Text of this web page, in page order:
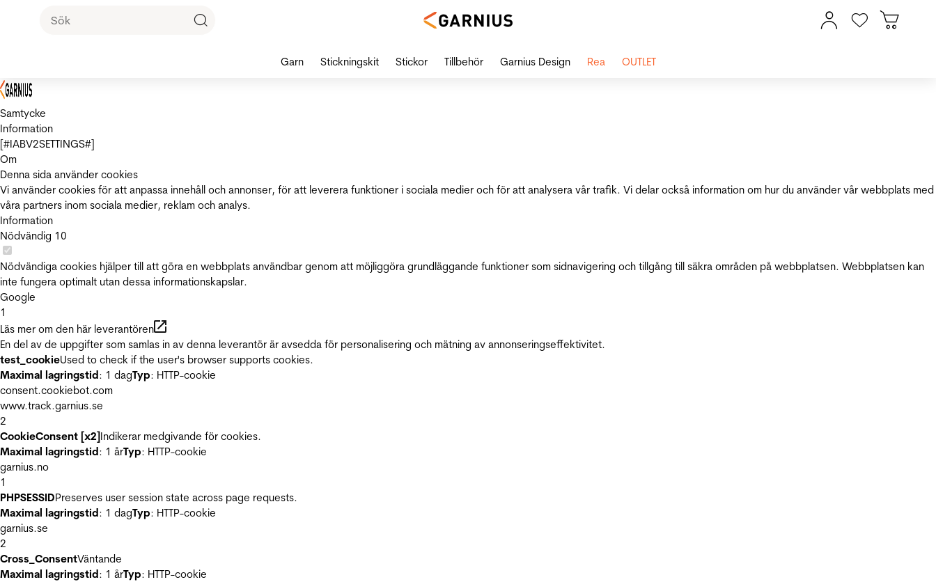
Samtycke
Information
[#IABV2SETTINGS#]
Om
Denna sida använder cookies
Vi använder cookies för att anpassa innehåll och annonser, för att leverera funktioner i sociala medier och för att analysera vår trafik. Vi delar också information om hur du använder vår webbplats med
våra partners inom sociala medier, reklam och analys.
Information
Nödvändig 10
Nödvändiga cookies hjälper till att göra en webbplats användbar genom att möjliggöra grundläggande funktioner som sidnavigering och tillgång till säkra områden på webbplatsen. Webbplatsen kan
inte fungera optimalt utan dessa informationskapslar.
Google
1
Läs mer om den här leverantören
En del av de uppgifter som samlas in av denna leverantör är avsedda för personalisering och mätning av annonseringseffektivitet.
test_cookieUsed to check if the user's browser supports cookies.
Maximal lagringstid: 1 dagTyp: HTTP-cookie
consent.cookiebot.com
www.track.garnius.se
2
CookieConsent [x2]Indikerar medgivande för cookies.
Maximal lagringstid: 1 årTyp: HTTP-cookie
garnius.no
1
PHPSESSIDPreserves user session state across page requests.
Maximal lagringstid: 1 dagTyp: HTTP-cookie
garnius.se
2
Cross_ConsentVäntande
Maximal lagringstid: 1 årTyp: HTTP-cookie
Garn Stickningskit Stickor Tillbehör Garnius Design Rea OUTLET